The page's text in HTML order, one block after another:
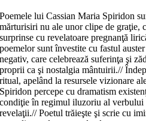
Poemele lui Cassian Maria Spiridon
mărturisiri nu ale unor clipe de graţie,
surprinse cu revelatoare pregnanţă
poemelor sunt învestite cu fastul
negativ, care celebrează suferinţa şi
proprii ca şi nostalgia mântuirii.//
ritual, apelând la resursele vizionare
Spiridon percepe cu dramatism
condiţie în regimul iluzoriu al verbului
revelaţii.// Poetul trăieşte şi scrie cu